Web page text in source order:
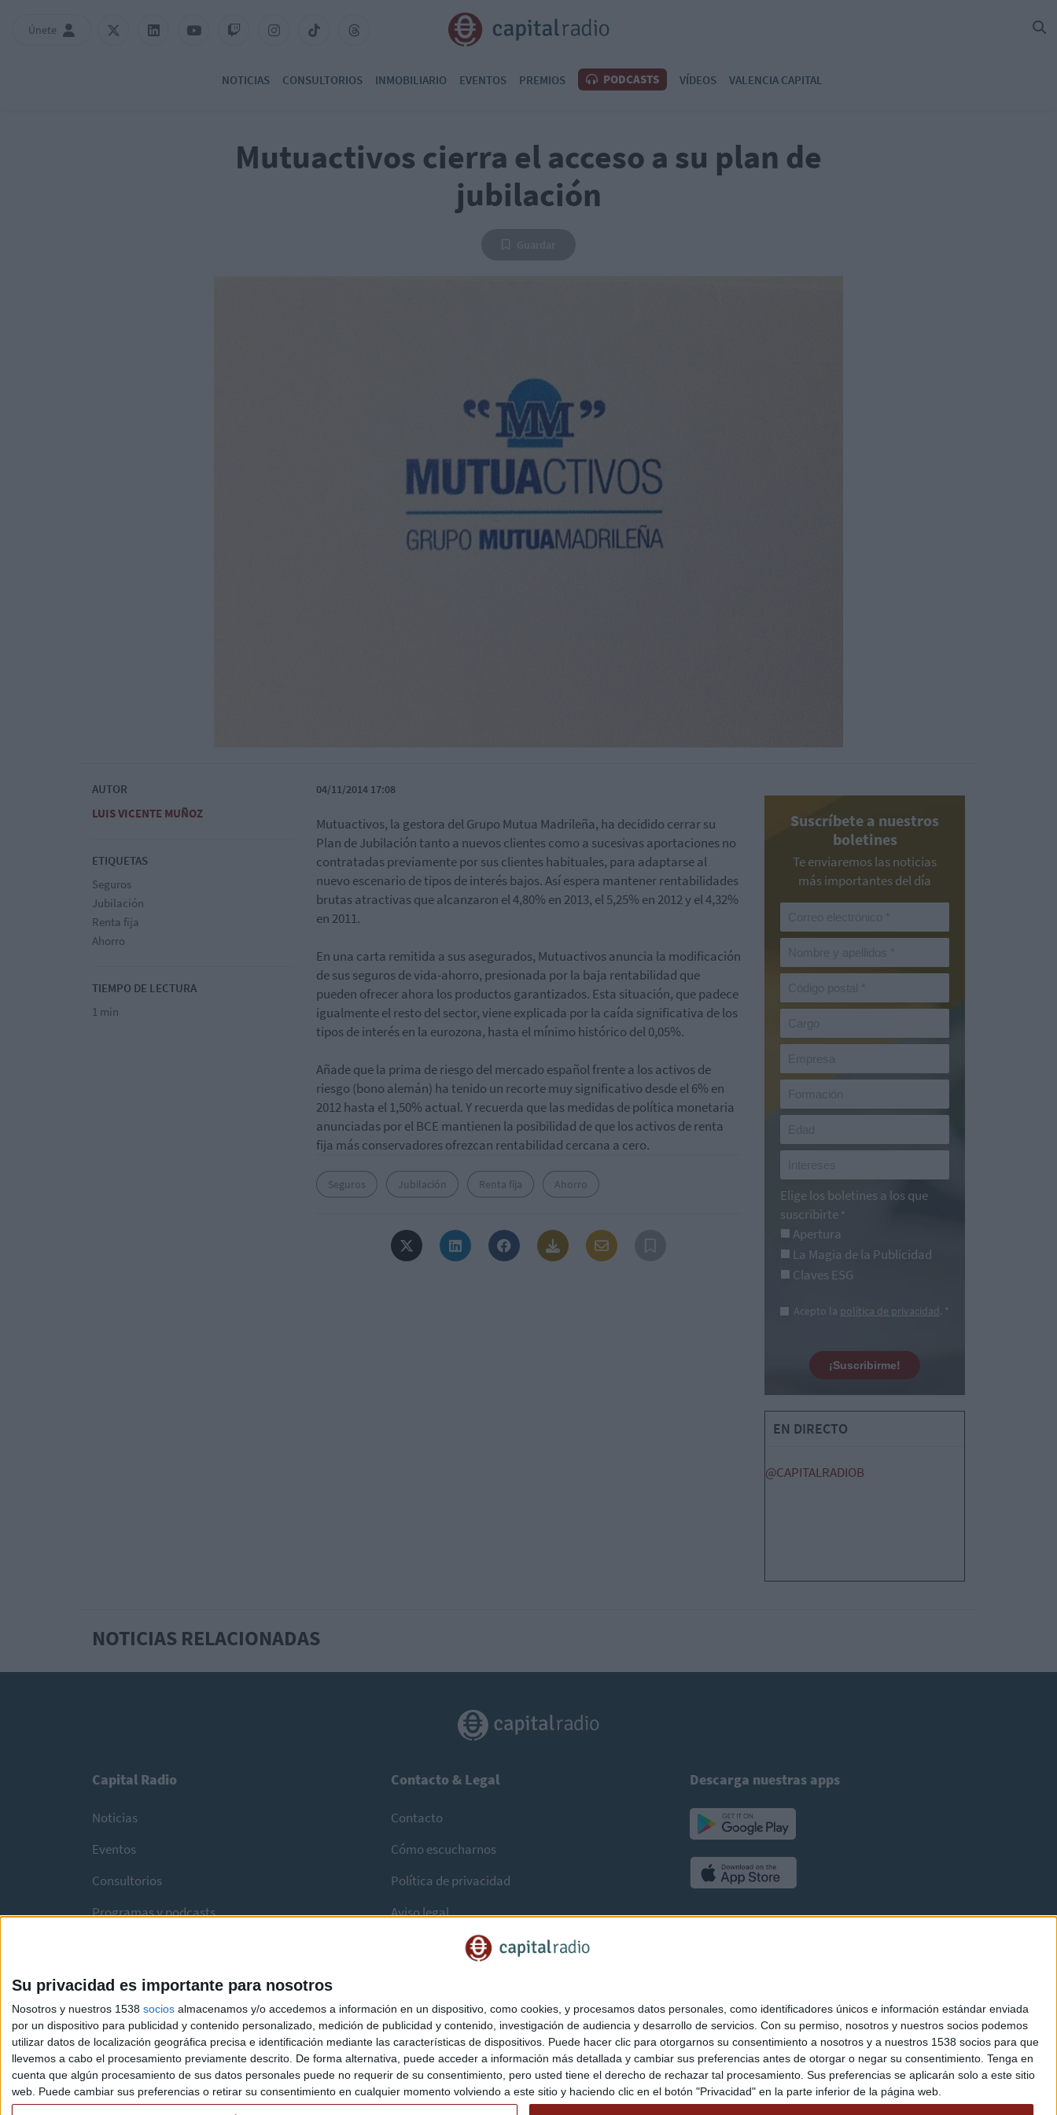
Su privacidad es importante para nosotros
Nosotros y nuestros 1538 socios almacenamos y/o accedemos a información en un dispositivo, como cookies, y procesamos datos personales, como identificadores únicos e información estándar enviada
por un dispositivo para publicidad y contenido personalizado, medición de publicidad y contenido, investigación de audiencia y desarrollo de servicios. Con su permiso, nosotros y nuestros socios podemos
utilizar datos de localización geográfica precisa e identificación mediante las características de dispositivos. Puede hacer clic para otorgarnos su consentimiento a nosotros y a nuestros 1538 socios para que
llevemos a cabo el procesamiento previamente descrito. De forma alternativa, puede acceder a información más detallada y cambiar sus preferencias antes de otorgar o negar su consentimiento. Tenga en
cuenta que algún procesamiento de sus datos personales puede no requerir de su consentimiento, pero usted tiene el derecho de rechazar tal procesamiento. Sus preferencias se aplicarán solo a este sitio
web. Puede cambiar sus preferencias o retirar su consentimiento en cualquier momento volviendo a este sitio y haciendo clic en el botón "Privacidad" en la parte inferior de la página web.
Únete
NOTICIAS CONSULTORIOS INMOBILIARIO EVENTOS PREMIOS PODCASTS VÍDEOS VALENCIA CAPITAL
Mutuactivos cierra el acceso a su plan de
jubilación
AUTOR
LUIS VICENTE MUÑOZ
ETIQUETAS
Seguros
Jubilación
Renta fija
Ahorro
TIEMPO DE LECTURA
1 min
04/11/2014 17:08
Mutuactivos, la gestora del Grupo Mutua Madrileña, ha decidido cerrar su
Plan de Jubilación tanto a nuevos clientes como a sucesivas aportaciones no
contratadas previamente por sus clientes habituales, para adaptarse al
nuevo escenario de tipos de interés bajos. Así espera mantener rentabilidades
brutas atractivas que alcanzaron el 4,80% en 2013, el 5,25% en 2012 y el 4,32%
en 2011.
En una carta remitida a sus asegurados, Mutuactivos anuncia la modificación
de sus seguros de vida-ahorro, presionada por la baja rentabilidad que
pueden ofrecer ahora los productos garantizados. Esta situación, que padece
igualmente el resto del sector, viene explicada por la caída significativa de los
tipos de interés en la eurozona, hasta el mínimo histórico del 0,05%.
Añade que la prima de riesgo del mercado español frente a los activos de
riesgo (bono alemán) ha tenido un recorte muy significativo desde el 6% en
2012 hasta el 1,50% actual. Y recuerda que las medidas de política monetaria
anunciadas por el BCE mantienen la posibilidad de que los activos de renta
fija más conservadores ofrezcan rentabilidad cercana a cero.
Seguros Jubilación Renta fija Ahorro
Suscríbete a nuestros
boletines
Te enviaremos las noticias
más importantes del día
Elige los boletines a los que
suscribirte *
Apertura
La Magia de la Publicidad
Claves ESG
Acepto la política de privacidad. *
¡Suscribirme!
EN DIRECTO
@CAPITALRADIOB
NOTICIAS RELACIONADAS
Capital Radio
Noticias
Eventos
Consultorios
Programas y podcasts
Contacto & Legal
Contacto
Cómo escucharnos
Política de privacidad
Aviso legal
Descarga nuestras apps